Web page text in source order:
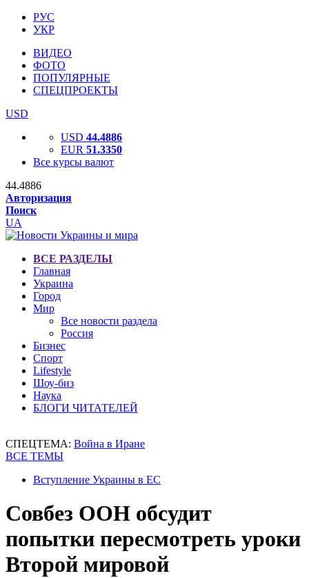
РУС
УКР
ВИДЕО
ФОТО
ПОПУЛЯРНЫЕ
СПЕЦПРОЕКТЫ
USD
USD 44.4886
EUR 51.3350
Все курсы валют
44.4886
Авторизация
Поиск
UA
ВСЕ РАЗДЕЛЫ
Главная
Украина
Город
Мир
Все новости раздела
Россия
Бизнес
Спорт
Lifestyle
Шоу-биз
Наука
БЛОГИ ЧИТАТЕЛЕЙ
СПЕЦТЕМА: Война в Иране
ВСЕ ТЕМЫ
Вступление Украины в ЕС
Совбез ООН обсудит
попытки пересмотреть уроки
Второй мировой